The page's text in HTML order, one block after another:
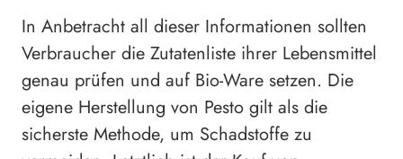
In Anbetracht all dieser Informationen sollten
Verbraucher die Zutatenliste ihrer Lebensmittel
genau prüfen und auf Bio-Ware setzen. Die
eigene Herstellung von Pesto gilt als die
sicherste Methode, um Schadstoffe zu